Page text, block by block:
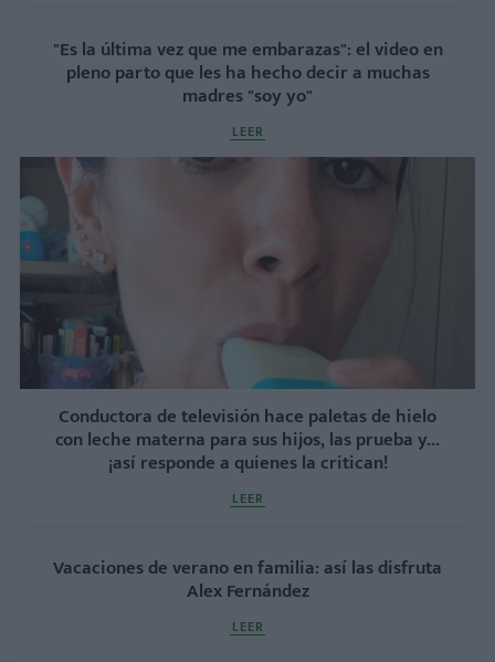
"Es la última vez que me embarazas": el video en
pleno parto que les ha hecho decir a muchas
madres "soy yo"
LEER
Conductora de televisión hace paletas de hielo
con leche materna para sus hijos, las prueba y...
¡así responde a quienes la critican!
LEER
Vacaciones de verano en familia: así las disfruta
Alex Fernández
LEER